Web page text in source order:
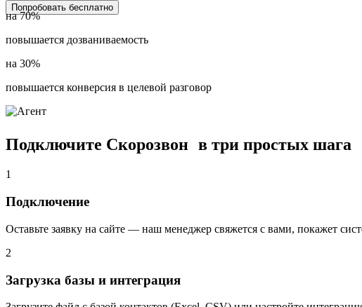
Попробовать бесплатно
на 70%
повышается дозваниваемость
на 30%
повышается конверсия в целевой разговор
Подключите Скорозвон в три простых шага
1
Подключение
Оставьте заявку на сайте — наш менеджер свяжется с вами, покажет
2
Загрузка базы и интеграция